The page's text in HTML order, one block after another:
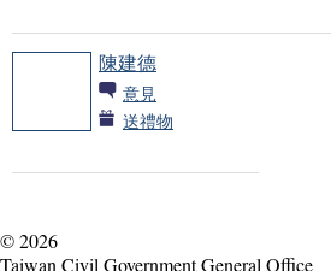
陳建德
意見
送禮物
© 2026
Taiwan Civil Government General Office